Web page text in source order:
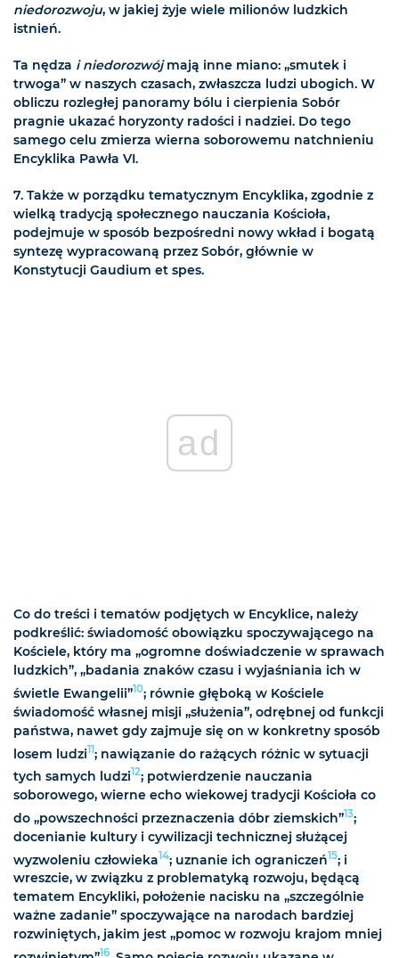
niedorozwoju, w jakiej żyje wiele milionów ludzkich
istnień.
Ta nędza i niedorozwójmają inne miano: „smutek i
trwoga” w naszych czasach, zwłaszcza ludzi ubogich. W
obliczu rozległej panoramy bólu i cierpienia Sobór
pragnie ukazać horyzonty radości i nadziei. Do tego
samego celu zmierza wierna soborowemu natchnieniu
Encyklika Pawła VI.
7. Także w porządku tematycznym Encyklika, zgodnie z
wielką tradycją społecznego nauczania Kościoła,
podejmuje w sposób bezpośredni nowy wkład i bogatą
syntezę wypracowaną przez Sobór, głównie w
Konstytucji Gaudium et spes.
ad
Co do treści i tematów podjętych w Encyklice, należy
podkreślić: świadomość obowiązku spoczywającego na
Kościele, który ma „ogromne doświadczenie w sprawach
ludzkich”, „badania znaków czasu i wyjaśniania ich w
świetle Ewangelii”10; równie głęboką w Kościele
świadomość własnej misji „służenia”, odrębnej od funkcji
państwa, nawet gdy zajmuje się on w konkretny sposób
losem ludzi11; nawiązanie do rażących różnic w sytuacji
tych samych ludzi12; potwierdzenie nauczania
soborowego, wierne echo wiekowej tradycji Kościoła co
do „powszechności przeznaczenia dóbr ziemskich”13;
docenianie kultury i cywilizacji technicznej służącej
wyzwoleniu człowieka14; uznanie ich ograniczeń15; i
wreszcie, w związku z problematyką rozwoju, będącą
tematem Encykliki, położenie nacisku na „szczególnie
ważne zadanie” spoczywające na narodach bardziej
rozwiniętych, jakim jest „pomoc w rozwoju krajom mniej
16